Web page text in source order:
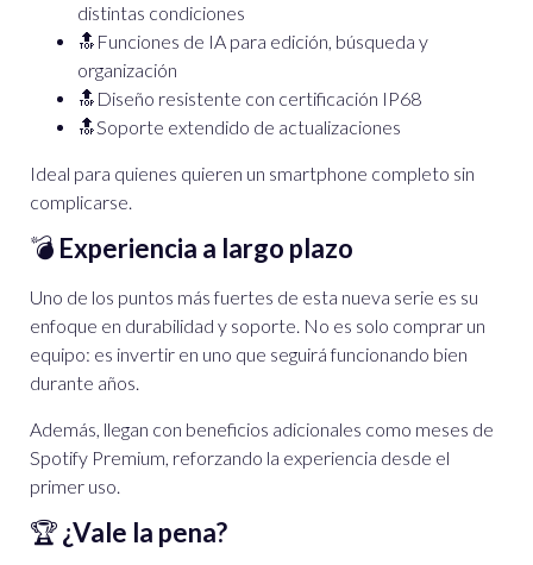
distintas condiciones
🔝Funciones de IA para edición, búsqueda y
organización
🔝Diseño resistente con certificación IP68
🔝Soporte extendido de actualizaciones
Ideal para quienes quieren un smartphone completo sin
complicarse.
💣 Experiencia a largo plazo
Uno de los puntos más fuertes de esta nueva serie es su
enfoque en durabilidad y soporte. No es solo comprar un
equipo: es invertir en uno que seguirá funcionando bien
durante años.
Además, llegan con beneficios adicionales como meses de
Spotify Premium, reforzando la experiencia desde el
primer uso.
🏆¿Vale la pena?